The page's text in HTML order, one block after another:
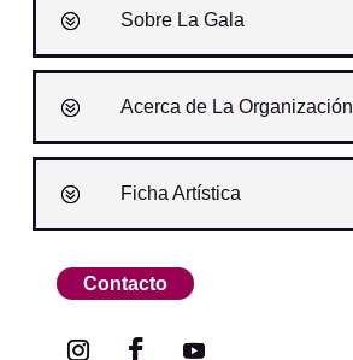
Sobre La Gala
Acerca de La Organización
Ficha Artística
Contacto